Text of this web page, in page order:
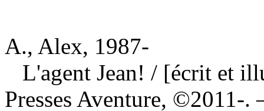
A., Alex, 1987-
L'agent Jean! / [écrit et
Presses Aventure,